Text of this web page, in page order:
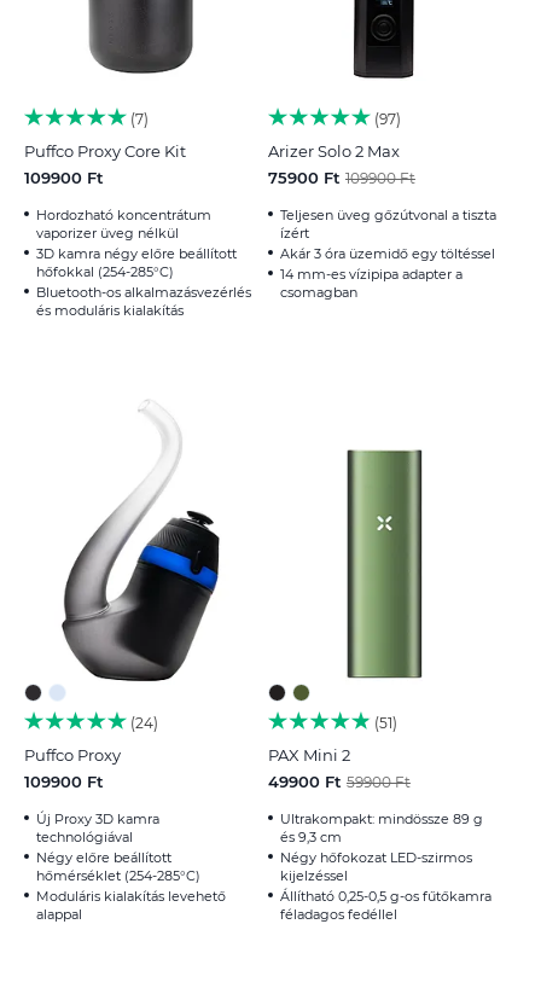
7
Puffco Proxy Core Kit
109900 Ft
Hordozható koncentrátum
vaporizer üveg nélkül
3D kamra négy előre beállított
hőfokkal (254-285°C)
Bluetooth-os alkalmazásvezérlés
és moduláris kialakítás
97
Arizer Solo 2 Max
75900 Ft 109900 Ft
Teljesen üveg gőzútvonal a tiszta
ízért
Akár 3 óra üzemidő egy töltéssel
14 mm-es vízipipa adapter a
csomagban
24
Puffco Proxy
109900 Ft
Új Proxy 3D kamra
technológiával
Négy előre beállított
hőmérséklet (254-285°C)
Moduláris kialakítás levehető
alappal
51
PAX Mini 2
49900 Ft 59900 Ft
Ultrakompakt: mindössze 89 g
és 9,3 cm
Négy hőfokozat LED-szirmos
kijelzéssel
Állítható 0,25-0,5 g-os fűtőkamra
féladagos fedéllel